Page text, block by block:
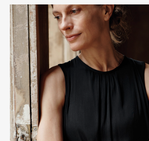
體」的渴望與不安。延續派特與楊長期發展
法，以聲音來驅動動作的核心力量，使舞台在
裂開與重組。在這樣的結構中，《集會遊戲》
問：我們眼前所見的究竟是幻象還是真實？ 創
形成一種回饋循環 回顧30多年來的藝術家生涯
年輕時便同時跳舞與編舞，她認為自己的這兩
在。即使在舞者生涯中全然投入表演，她仍持
察、吸收，為未來的創作不斷累積養分。這樣
始終作為思考與感受的延伸。 在加拿大英屬哥
（Ballet British Columbia）的8年舞者經歷，
體基礎，也開啟了早期的編舞實踐。而後加入
（William Forsythe）領導的法蘭克福芭蕾舞
中深刻的蛻變篇章。「我認為在舞團擔任舞者
至今仍在我當前的創作中迴盪。」那時她學會